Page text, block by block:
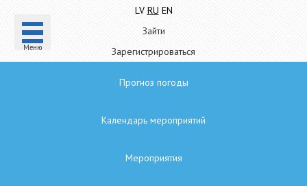
Mеню
LV RU EN
Зайти
Зарегистрироваться
Прогноз погоды
Календарь мероприятий
Мероприятия